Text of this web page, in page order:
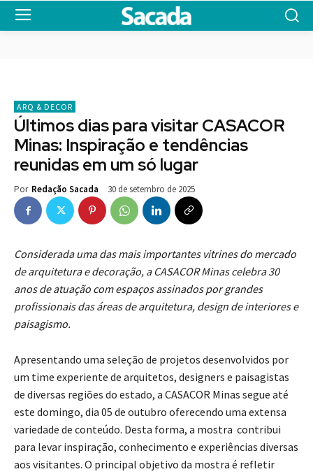
ARQ & DECOR
Últimos dias para visitar CASACOR
Minas: Inspiração e tendências
reunidas em um só lugar
Por Redação Sacada 30 de setembro de 2025
Considerada uma das mais importantes vitrines do mercado
de arquitetura e decoração, a CASACOR Minas celebra 30
anos de atuação com espaços assinados por grandes
profissionais das áreas de arquitetura, design de interiores e
paisagismo.
Apresentando uma seleção de projetos desenvolvidos por
um time experiente de arquitetos, designers e paisagistas
de diversas regiões do estado, a CASACOR Minas segue até
este domingo, dia 05 de outubro oferecendo uma extensa
variedade de conteúdo. Desta forma, a mostra contribui
para levar inspiração, conhecimento e experiências diversas
aos visitantes. O principal objetivo da mostra é refletir